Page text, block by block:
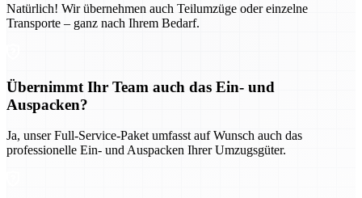
Natürlich! Wir übernehmen auch Teilumzüge oder einzelne
Transporte – ganz nach Ihrem Bedarf.
Übernimmt Ihr Team auch das Ein- und
Auspacken?
Ja, unser Full-Service-Paket umfasst auf Wunsch auch das
professionelle Ein- und Auspacken Ihrer Umzugsgüter.